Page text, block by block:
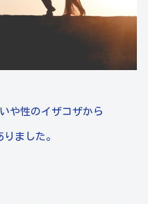
や性のイザコザから
ました。